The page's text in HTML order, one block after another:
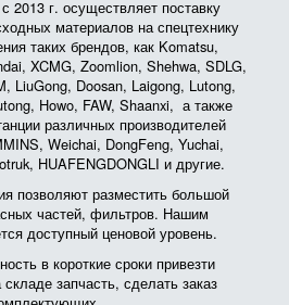
2013 г. осуществляет поставку
материалов на спецтехнику
таких брендов, как Komatsu,
XCMG, Zoomlion, Shehwa, SDLG,
LiuGong, Doosan, Laigong, Lutong,
Howo, FAW, Shaanxi, а также
различных производителей
Weichai, DongFeng, Yuchai,
HUAFENGDONGLI и другие.
позволяют разместить большой
частей, фильтров. Нашим
доступный ценовой уровень.
в короткие сроки привезти
запчасть, сделать заказ